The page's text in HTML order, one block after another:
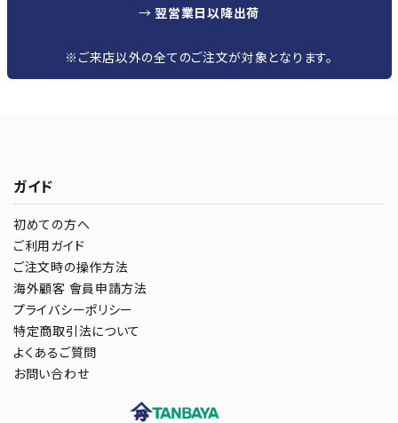
→翌営業日以降出荷
※ご来店以外の全てのご注文が対象となります。
ガイド
初めての方へ
ご利用ガイド
ご注文時の操作方法
海外顧客 會員申請方法
プライバシーポリシー
特定商取引法について
よくあるご質問
お問い合わせ